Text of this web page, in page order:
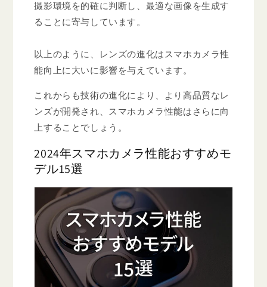
撮影環境を的確に判断し、最適な画像を生成す
ることに寄与しています。
以上のように、レンズの進化はスマホカメラ性
能向上に大いに影響を与えています。
これからも技術の進化により、より高品質なレ
ンズが開発され、スマホカメラ性能はさらに向
上することでしょう。
2024年スマホカメラ性能おすすめモ
デル15選